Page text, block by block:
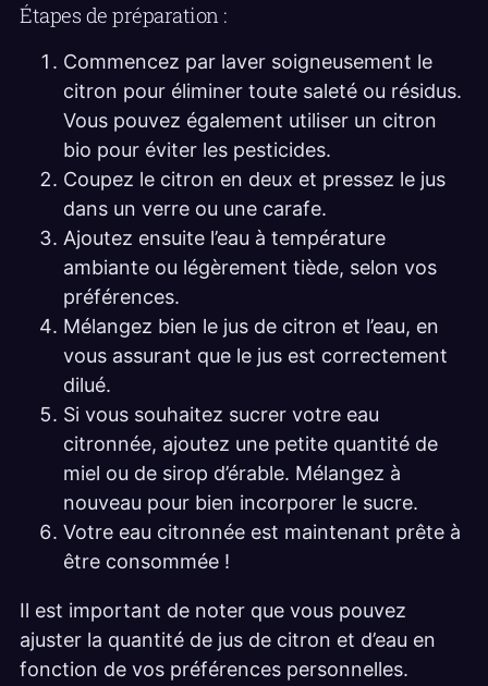
Étapes de préparation :
Commencez par laver soigneusement le
citron pour éliminer toute saleté ou résidus.
Vous pouvez également utiliser un citron
bio pour éviter les pesticides.
Coupez le citron en deux et pressez le jus
dans un verre ou une carafe.
Ajoutez ensuite l’eau à température
ambiante ou légèrement tiède, selon vos
préférences.
Mélangez bien le jus de citron et l’eau, en
vous assurant que le jus est correctement
dilué.
Si vous souhaitez sucrer votre eau
citronnée, ajoutez une petite quantité de
miel ou de sirop d’érable. Mélangez à
nouveau pour bien incorporer le sucre.
Votre eau citronnée est maintenant prête à
être consommée !
Il est important de noter que vous pouvez
ajuster la quantité de jus de citron et d’eau en
fonction de vos préférences personnelles.